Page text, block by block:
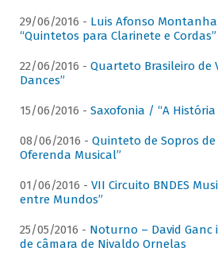
29/06/2016 - Luis Afonso Montanha
“Quintetos para Clarinete e Cordas”
22/06/2016 - Quarteto Brasileiro de
Dances”
15/06/2016 - Saxofonia / “A História
08/06/2016 - Quinteto de Sopros
Oferenda Musical”
01/06/2016 - VII Circuito BNDES
entre Mundos”
25/05/2016 - Noturno – David
de câmara de Nivaldo Ornelas